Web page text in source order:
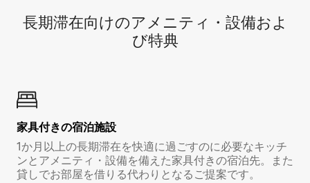
長期滞在向け⁠のア⁠メ⁠ニ⁠テ⁠ィ⁠・設⁠備⁠およ
び特⁠典
家具付き⁠の宿⁠泊⁠施⁠設
1か月以上の長期滞在を快適に過ごすのに必要なキッチ
ンとアメニティ・設備を備えた家具付きの宿泊先。また
貸しでお部屋を借りる代わりとなるご提案です。